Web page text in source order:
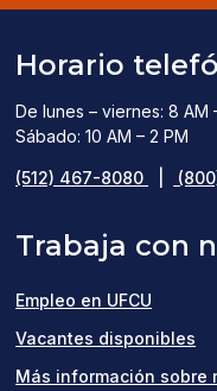
Horario
De lunes – viernes: 8 AM
Sábado: 10 AM – 2 PM
(512) 467-8080
Trabaja con
Empleo en UFCU
Vacantes disponibles
in
Más información sobre